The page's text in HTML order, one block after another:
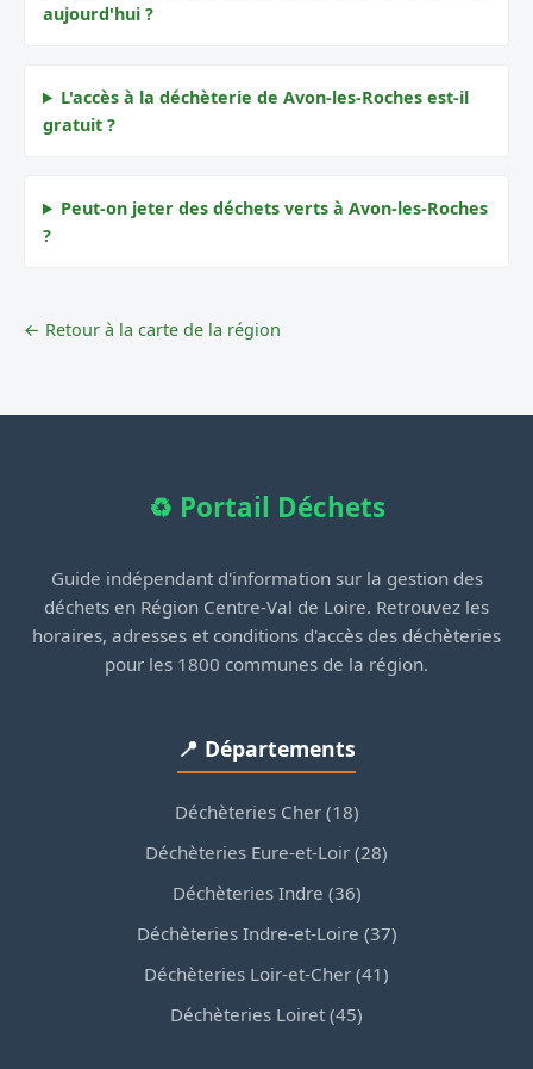
aujourd'hui ?
L'accès à la déchèterie de Avon-les-Roches est-il
gratuit ?
Peut-on jeter des déchets verts à Avon-les-Roches
?
← Retour à la carte de la région
♻️ Portail Déchets
Guide indépendant d'information sur la gestion des
déchets en Région Centre-Val de Loire. Retrouvez les
horaires, adresses et conditions d'accès des déchèteries
pour les 1800 communes de la région.
📍 Départements
Déchèteries Cher (18)
Déchèteries Eure-et-Loir (28)
Déchèteries Indre (36)
Déchèteries Indre-et-Loire (37)
Déchèteries Loir-et-Cher (41)
Déchèteries Loiret (45)